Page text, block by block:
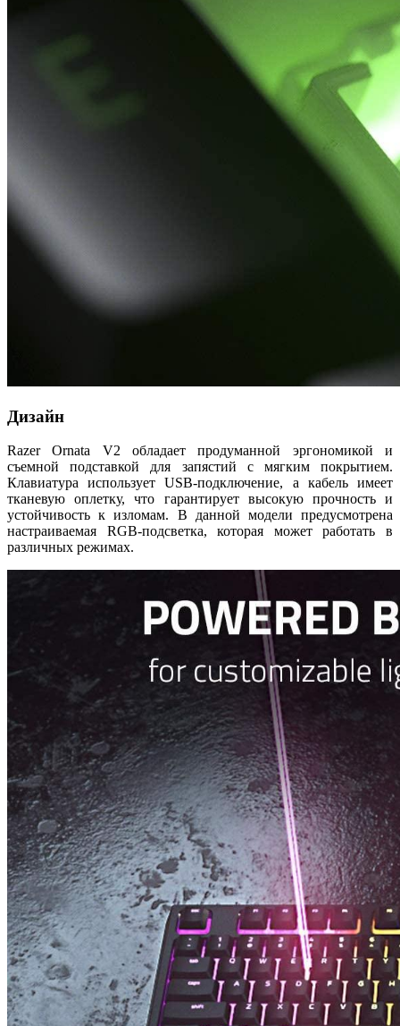
Дизайн
Razer Ornata V2 обладает продуманной эргономикой и
съемной подставкой для запястий с мягким покрытием.
Клавиатура использует USB-подключение, а кабель имеет
тканевую оплетку, что гарантирует высокую прочность и
устойчивость к изломам. В данной модели предусмотрена
настраиваемая RGB-подсветка, которая может работать в
различных режимах.